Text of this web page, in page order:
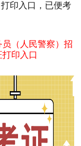
印入口，已便考
（人民警察）招
印入口